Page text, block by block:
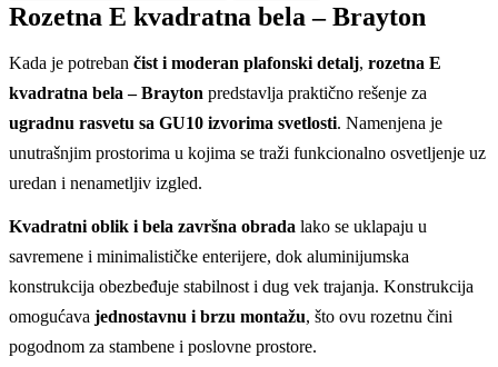
Rozetna E kvadratna bela – Brayton
Kada je potreban čist i moderan plafonski detalj, rozetna E
kvadratna bela – Brayton predstavlja praktično rešenje za
ugradnu rasvetu sa GU10 izvorima svetlosti. Namenjena je
unutrašnjim prostorima u kojima se traži funkcionalno osvetljenje uz
uredan i nenametljiv izgled.
Kvadratni oblik i bela završna obrada lako se uklapaju u
savremene i minimalističke enterijere, dok aluminijumska
konstrukcija obezbeđuje stabilnost i dug vek trajanja. Konstrukcija
omogućava jednostavnu i brzu montažu, što ovu rozetnu čini
pogodnom za stambene i poslovne prostore.